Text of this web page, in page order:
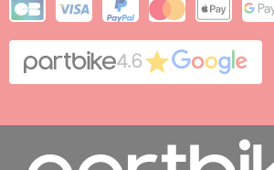
Contact
Plan du site
Cookies
Mentions légales4.6